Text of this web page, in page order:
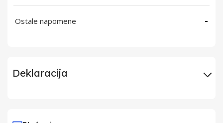
Ostale napomene -
Deklaracija